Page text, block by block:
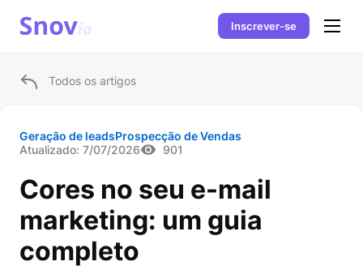
Inscrever-se
Todos os artigos
Geração de leadsProspecção de Vendas
Atualizado: 7/07/2026 901
Cores no seu e-mail
marketing: um guia
completo